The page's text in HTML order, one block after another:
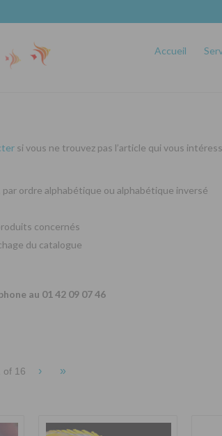
Accueil
si vous ne trouvez pas l’article qui vous
ordre alphabétique ou alphabétique inversé
concernés
du catalogue
au 01 42 09 07 46
of 16 › »